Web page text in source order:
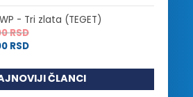
- Tri zlata (TEGET)
RSD
RSD
ČLANCI